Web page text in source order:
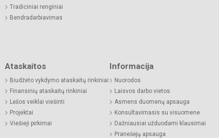
Tradiciniai renginiai
Bendradarbiavimas
Ataskaitos
Biudžeto vykdymo ataskaitų rinkiniai
Finansinių ataskaitų rinkiniai
Lėšos veiklai viešinti
Projektai
Viešieji pirkimai
Informacija
Nuorodos
Laisvos darbo vietos
Asmens duomenų apsauga
Konsultavimasis su visuomene
Dažniausiai užduodami klausimai
Pranešėjų apsauga